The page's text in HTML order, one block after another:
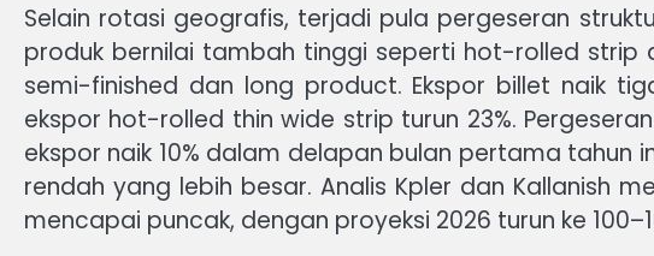
Selain rotasi geografis, terjadi pula pergeseran
produk bernilai tambah tinggi seperti hot-rolled strip
semi-finished dan long product. Ekspor billet naik
ekspor hot-rolled thin wide strip turun 23%.
ekspor naik 10% dalam delapan bulan pertama tahun
rendah yang lebih besar. Analis Kpler dan Kallanish
mencapai puncak, dengan proyeksi 2026 turun ke